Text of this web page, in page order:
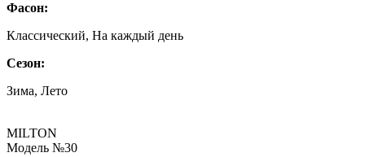
Фасон:
Классический, На каждый день
Сезон:
Зима, Лето
MILTON
Модель №30